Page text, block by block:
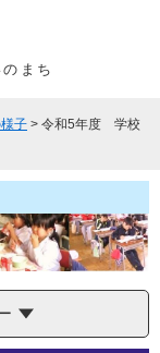
まち
子 > 令和5年度 学校